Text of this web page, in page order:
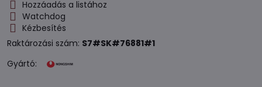
Hozzáadás a listához
Watchdog
Kézbesítés
Raktározási szám: S7#SK#76881#1
Gyártó: